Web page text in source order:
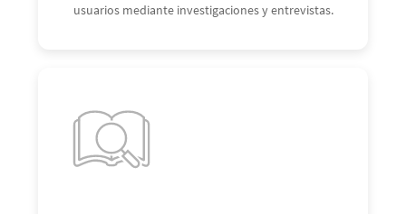
usuarios mediante investigaciones y entrevistas.